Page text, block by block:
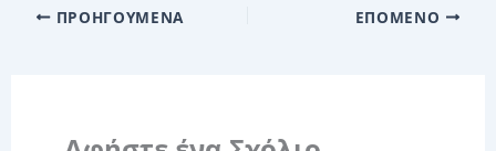
ΠΡΟΗΓΟΎΜΕΝΑ ΕΠΌΜΕΝΟ